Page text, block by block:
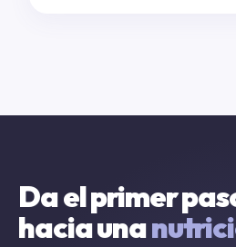
Da el primer
hacia una